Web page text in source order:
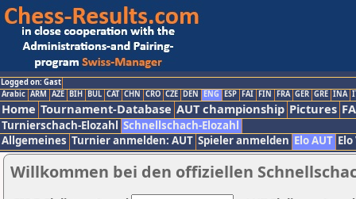
Logged on: Gast
Arabic ARM AZE BIH BUL CAT CHN CRO CZE DEN ENG ESP FAI FIN FRA GER GRE INA
Home Tournament-Database AUT championship Pictures
Turnierschach-Elozahl Schnellschach-Elozahl
Allgemeines Turnier anmelden: AUT Spieler anmelden Elo AUT
Willkommen bei den offiziellen